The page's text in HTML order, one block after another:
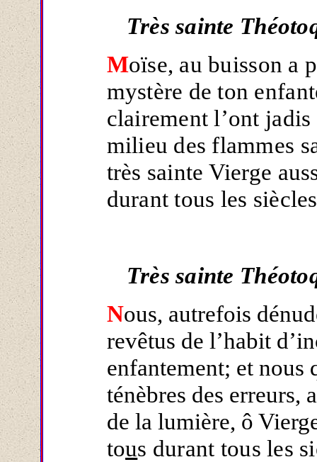
Très sainte
Moïse, au buisson a
mystère de ton
clairement l’ont
milieu des flammes
très sainte Vierge
durant tous les
Très sainte
Nous, autrefois
revêtus de l’habit
enfantement; et nous
ténèbres des erreurs,
de la lumière, ô
tous durant tous les